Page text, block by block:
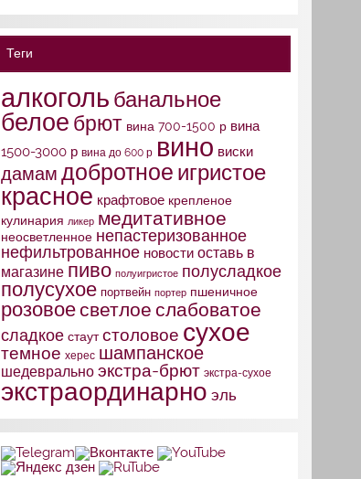
Теги
алкоголь банальное
белое брют вина 700-1500 р вина
1500-3000 р вина до 600 р вино виски
дамам добротное игристое
красное крафтовое крепленое
кулинария ликер медитативное
неосветленное непастеризованное
нефильтрованное новости оставь в
магазине пиво полуигристое полусладкое
полусухое портвейн портер пшеничное
розовоесветлое слабоватое
сладкое стаут столовое сухое
темное херес шампанское
шедеврально экстра-брют экстра-сухое
экстраординарно эль